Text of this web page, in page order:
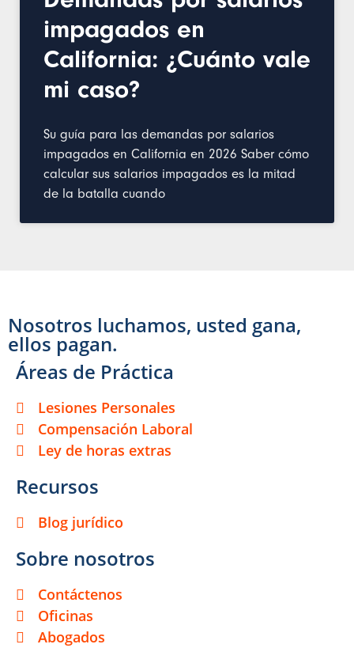
impagados en
California: ¿Cuánto vale
mi caso?
Su guía para las demandas por salarios
impagados en California en 2026 Saber cómo
calcular sus salarios impagados es la mitad
de la batalla cuando
Nosotros luchamos, usted gana,
ellos pagan.
Áreas de Práctica
Lesiones Personales
Compensación Laboral
Ley de horas extras
Recursos
Blog jurídico
Sobre nosotros
Contáctenos
Oficinas
Abogados